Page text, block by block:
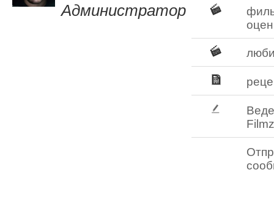
Администратор